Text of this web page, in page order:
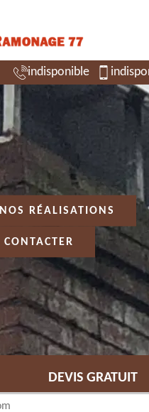
indisponible
RÉALISATIONS
CONTACTER
DEVIS GRATUIT